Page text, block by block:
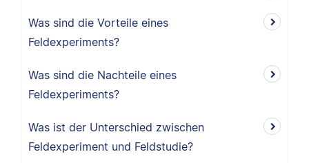
Was sind die Vorteile eines
Feldexperiments?
Was sind die Nachteile eines
Feldexperiments?
Was ist der Unterschied zwischen
Feldexperiment und Feldstudie?